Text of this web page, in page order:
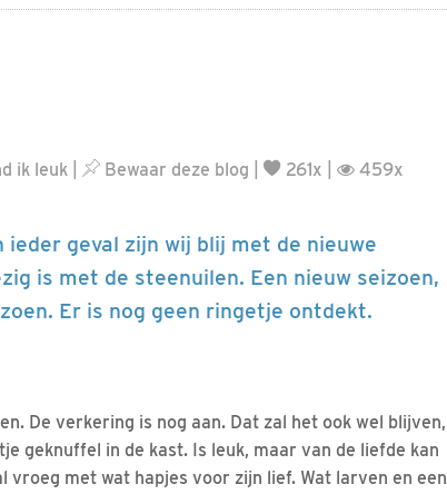
ik leuk Bewaar deze blog 261x | 459x
geval zijn wij blij met de nieuwe
is met de steenuilen. Een nieuw seizoen,
Er is nog geen ringetje ontdekt.
De verkering is nog aan. Dat zal het ook wel blijven,
geknuffel in de kast. Is leuk, maar van de liefde kan
vroeg met wat hapjes voor zijn lief. Wat larven en een